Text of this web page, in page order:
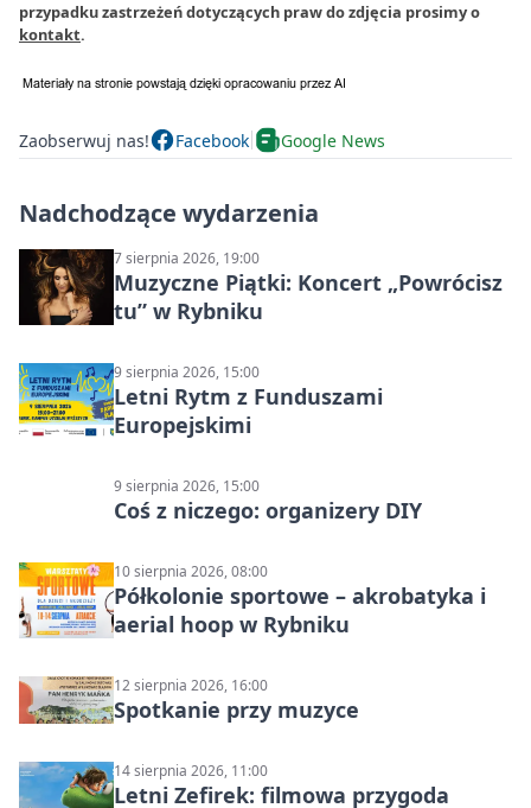
przypadku zastrzeżeń dotyczących praw do zdjęcia prosimy o
kontakt.
Zaobserwuj nas! Facebook Google News
Nadchodzące wydarzenia
7 sierpnia 2026, 19:00
Muzyczne Piątki: Koncert „Powrócisz
tu” w Rybniku
9 sierpnia 2026, 15:00
Letni Rytm z Funduszami
Europejskimi
9 sierpnia 2026, 15:00
Coś z niczego: organizery DIY
10 sierpnia 2026, 08:00
Półkolonie sportowe – akrobatyka i
aerial hoop w Rybniku
12 sierpnia 2026, 16:00
Spotkanie przy muzyce
14 sierpnia 2026, 11:00
Letni Zefirek: filmowa przygoda